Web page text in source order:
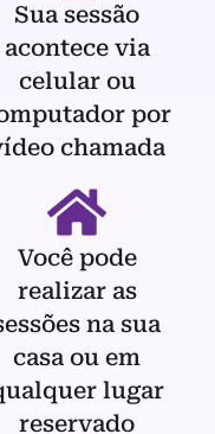
Sua sessão
acontece via
celular ou
por
chamada
Você pode
realizar as
na sua
casa ou em
lugar
reservado